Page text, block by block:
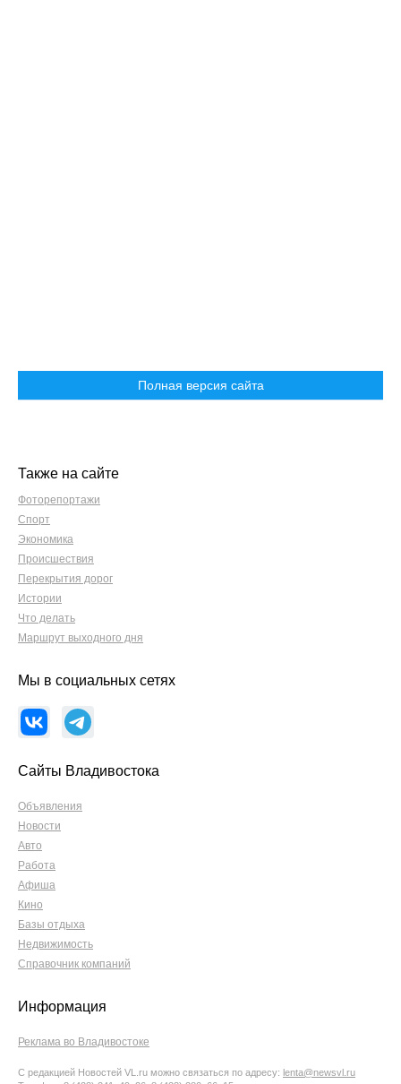
Полная версия сайта
Также на сайте
Фоторепортажи
Спорт
Экономика
Происшествия
Перекрытия дорог
Истории
Что делать
Маршрут выходного дня
Мы в социальных сетях
Сайты Владивостока
Объявления
Новости
Авто
Работа
Афиша
Кино
Базы отдыха
Недвижимость
Справочник компаний
Информация
Реклама во Владивостоке
С редакцией Новостей VL.ru можно связаться по адресу: lenta@newsvl.ru